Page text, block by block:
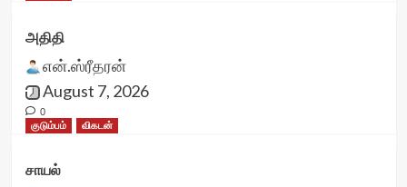
அதிதி
என்.ஸ்ரீதரன்
August 7, 2026
0
குடும்பம்
விகடன்
சாயல்